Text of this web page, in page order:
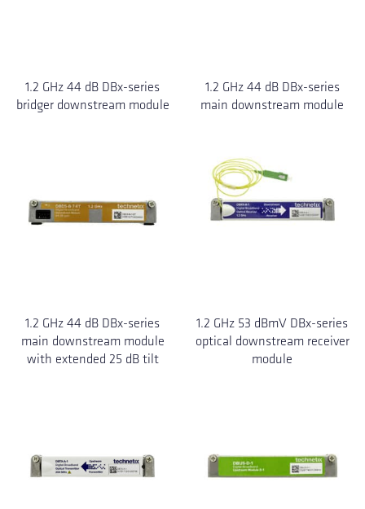
1.2 GHz 44 dB DBx-series
bridger downstream module
1.2 GHz 44 dB DBx-series
main downstream module
1.2 GHz 44 dB DBx-series
main downstream module
with extended 25 dB tilt
1.2 GHz 53 dBmV DBx-series
optical downstream receiver
module